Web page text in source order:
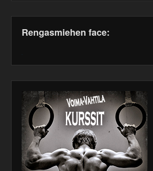
Rengasmiehen face: